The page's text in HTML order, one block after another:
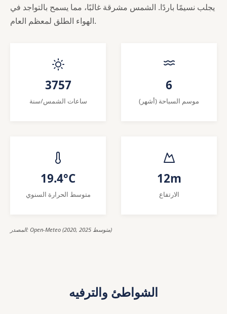
يجلب نسيمًا باردًا. الشمس مشرقة غالبًا، مما يسمح بالتواجد في
الهواء الطلق لمعظم العام.
3757
ساعات الشمس/سنة
6
موسم السباحة (أشهر)
19.4°C
متوسط الحرارة السنوي
12m
الارتفاع
المصدر: Open-Meteo (2020, 2025 متوسط)
الشواطئ والترفيه